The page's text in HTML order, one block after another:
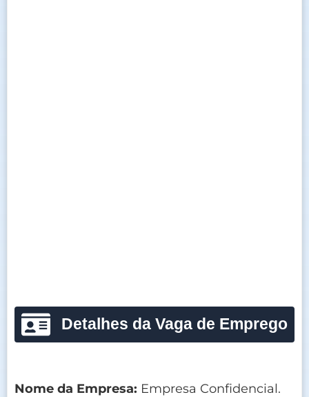
Detalhes da Vaga de Emprego
Nome da Empresa: Empresa Confidencial.